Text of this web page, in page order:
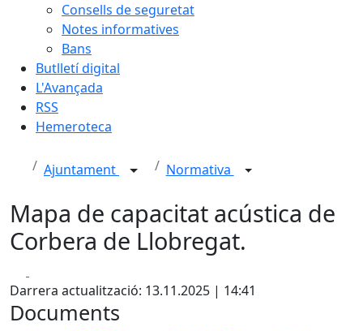
Consells de seguretat
Notes informatives
Bans
Butlletí digital
L'Avançada
RSS
Hemeroteca
Ajuntament Normativa
Mapa de capacitat acústica de
Corbera de Llobregat.
Darrera actualització: 13.11.2025 | 14:41
Documents